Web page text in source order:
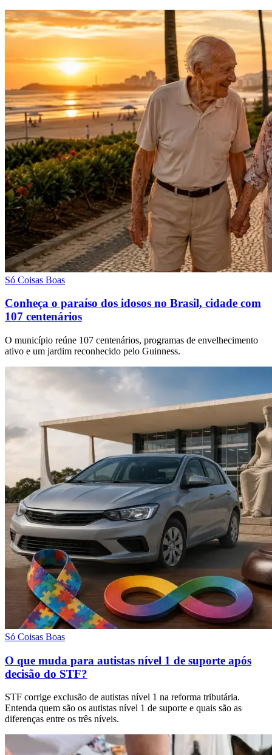
Só Coisas Boas
Conheça o paraíso dos idosos no Brasil, cidade com
107 centenários
O município reúne 107 centenários, programas de envelhecimento
ativo e um jardim reconhecido pelo Guinness.
Só Coisas Boas
O que muda para autistas nível 1 de suporte após
decisão do STF?
STF corrige exclusão de autistas nível 1 na reforma tributária.
Entenda quem são os autistas nível 1 de suporte e quais são as
diferenças entre os três níveis.